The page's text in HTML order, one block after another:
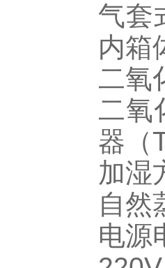
气套
内箱
二氧
二氧
器（
加湿
自然
电源